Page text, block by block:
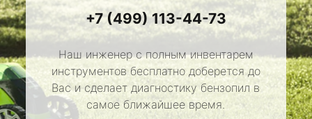
+7 (499) 113-44-73
Наш инженер с полным инвентарем
инструментов бесплатно доберется до
Вас и сделает диагностику бензопил в
самое ближайшее время.